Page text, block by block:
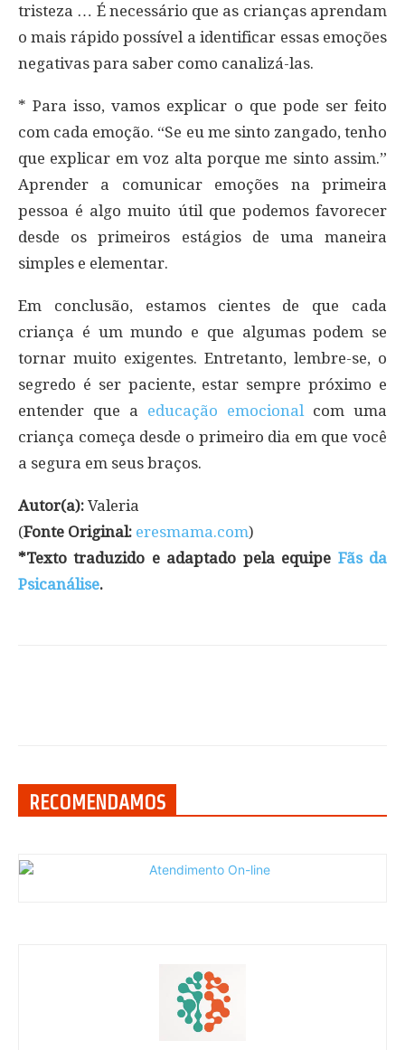
tristeza … É necessário que as crianças aprendam
o mais rápido possível a identificar essas emoções
negativas para saber como canalizá-las.
* Para isso, vamos explicar o que pode ser feito
com cada emoção. “Se eu me sinto zangado, tenho
que explicar em voz alta porque me sinto assim.”
Aprender a comunicar emoções na primeira
pessoa é algo muito útil que podemos favorecer
desde os primeiros estágios de uma maneira
simples e elementar.
Em conclusão, estamos cientes de que cada
criança é um mundo e que algumas podem se
tornar muito exigentes. Entretanto, lembre-se, o
segredo é ser paciente, estar sempre próximo e
entender que a educação emocional com uma
criança começa desde o primeiro dia em que você
a segura em seus braços.
Autor(a): Valeria
(Fonte Original: eresmama.com)
*Texto traduzido e adaptado pela equipe Fãs da
Psicanálise.
RECOMENDAMOS